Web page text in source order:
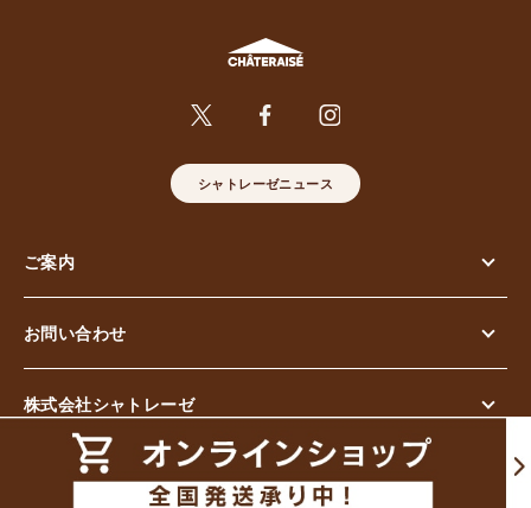
シャトレーゼニュース
ご案内
お問い合わせ
株式会社シャトレーゼ
© Chateraise Co.,Ltd. All Rights Reserved.